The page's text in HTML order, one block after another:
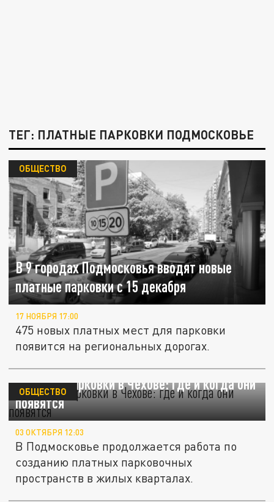
ТЕГ: ПЛАТНЫЕ ПАРКОВКИ ПОДМОСКОВЬЕ
В 9 городах Подмосковья вводят новые
платные парковки с 15 декабря
ОБЩЕСТВО
17 НОЯБРЯ 17:00
475 новых платных мест для парковки
появится на региональных дорогах.
Платные парковки в Чехове: где и когда они
появятся
ОБЩЕСТВО
03 ОКТЯБРЯ 12:03
В Подмосковье продолжается работа по
созданию платных парковочных
пространств в жилых кварталах.